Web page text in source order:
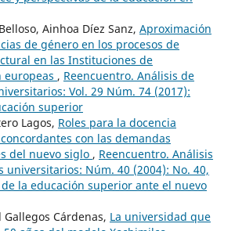
Ainhoa Díez Sanz, Aproximación
de género en los procesos de
en las Instituciones de
europeas , Reencuentro. Análisis de
Vol. 29 Núm. 74 (2017):
superior
Lagos, Roles para la docencia
con las demandas
del nuevo siglo , Reencuentro. Análisis
universitarios: Núm. 40 (2004): No. 40,
la educación superior ante el nuevo
Cárdenas, La universidad que